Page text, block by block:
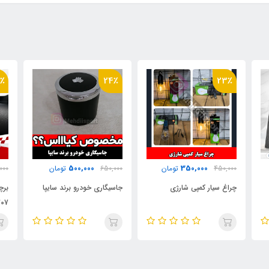
24٪
650,000
500,000 تومان
جاسیگاری خودرو برند سایپا
58٪
350,000
150,000 تومان
برچسب ژله ای دستگیره داخل